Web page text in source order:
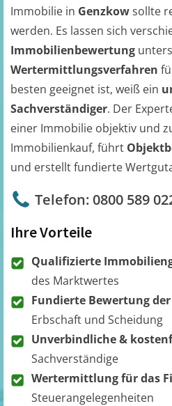
Immobilie in Genzkowsollte
werden. Es lassen sich
Immobilienbewertung
Wertermittlungsverfahren
besten geeignet ist, weiß ein
Sachverständiger. Der
einer Immobilie objektiv und
Immobilienkauf, führt
und erstellt fundierte
Telefon: 0800 589
Ihre Vorteile
Qualifizierte
des Marktwertes
Fundierte Bewertung
Erbschaft und Scheidung
Unverbindliche &
Sachverständige
Wertermittlung für das
Steuerangelegenheiten